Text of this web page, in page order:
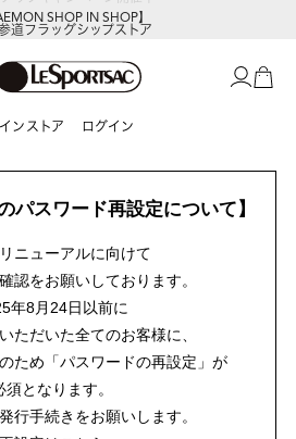
SHOP IN SHOP】
道フラッグシップストア
ンストア ログイン
パスワード再設定について】
ニューアルに向けて
認をお願いしております。
年8月24日以前に
ただいた全てのお客様に、
ため「パスワードの再設定」が
須となります。
行手続きをお願いします。